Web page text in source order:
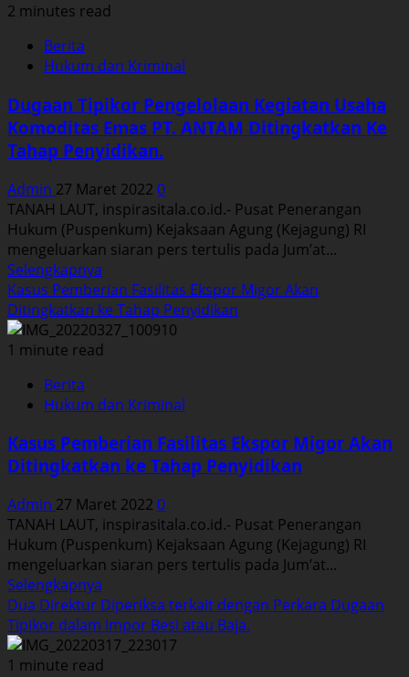
Penyidik
Tersangka
Pelanggaran
HAM
di
2 minutes read
Berita
Hukum dan Kriminal
Dugaan Tipikor Pengelolaan Kegiatan Usaha
Komoditas Emas PT. ANTAM Ditingkatkan Ke
Tahap Penyidikan.
Admin 27 Maret 2022 0
TANAH LAUT, inspirasitala.co.id.- Pusat Penerangan
Hukum (Puspenkum) Kejaksaan Agung (Kejagung) RI
mengeluarkan siaran pers tertulis pada Jum’at...
Selengkapnya
more
about
Dugaan
Tipikor
Usaha
Emas
PT.
Ditingkatkan
Ke
Tahap
Penyidikan.
Kasus Pemberian Fasilitas Ekspor Migor Akan
Ditingkatkan ke Tahap Penyidikan
1 minute read
Berita
Hukum dan Kriminal
Kasus Pemberian Fasilitas Ekspor Migor Akan
Ditingkatkan ke Tahap Penyidikan
Admin 27 Maret 2022 0
TANAH LAUT, inspirasitala.co.id.- Pusat Penerangan
Hukum (Puspenkum) Kejaksaan Agung (Kejagung) RI
mengeluarkan siaran pers tertulis pada Jum’at...
Selengkapnya
more
about
Kasus
Pemberian
Dua Direktur Diperiksa terkait dengan Perkara Dugaan
Tipikor dalam Impor Besi atau Baja.
1 minute read